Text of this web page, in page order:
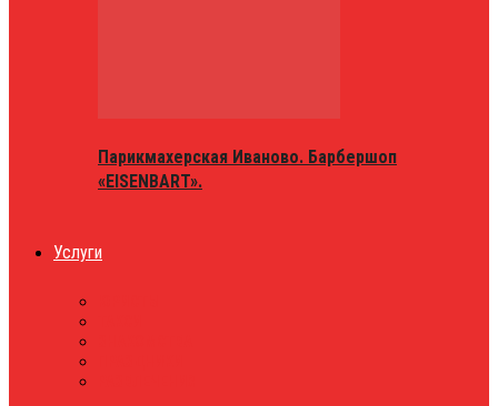
Парикмахерская Иваново. Барбершоп
«EISENBART».
Услуги